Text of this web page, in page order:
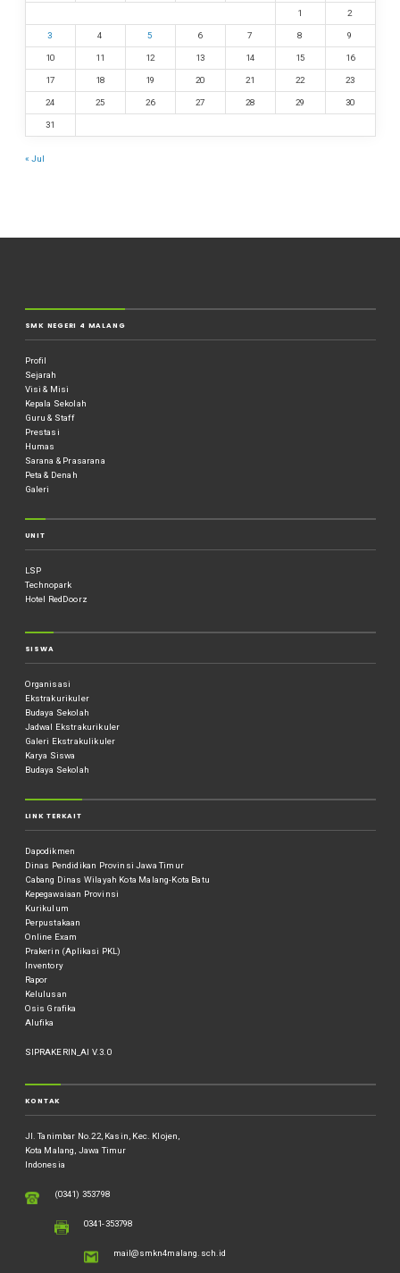
1 2
3 4 5 6 7 8 9
10 11 12 13 14 15 16
17 18 19 20 21 22 23
24 25 26 27 28 29 30
31
« Jul
SMK NEGERI 4 MALANG
Profil
Sejarah
Visi & Misi
Kepala Sekolah
Guru & Staff
Prestasi
Humas
Sarana & Prasarana
Peta & Denah
Galeri
UNIT
LSP
Technopark
Hotel RedDoorz
SISWA
Organisasi
Ekstrakurikuler
Budaya Sekolah
Jadwal Ekstrakurikuler
Galeri Ekstrakulikuler
Karya Siswa
Budaya Sekolah
LINK TERKAIT
Dapodikmen
Dinas Pendidikan Provinsi Jawa Timur
Cabang Dinas Wilayah Kota Malang-Kota Batu
Kepegawaiaan Provinsi
Kurikulum
Perpustakaan
Online Exam
Prakerin (Aplikasi PKL)
Inventory
Rapor
Kelulusan
Osis Grafika
Alufika
SIPRAKERIN_AI V.3.0
KONTAK
Jl. Tanimbar No.22, Kasin, Kec. Klojen,
Kota Malang, Jawa Timur
Indonesia
(0341) 353798
0341-353798
mail@smkn4malang.sch.id